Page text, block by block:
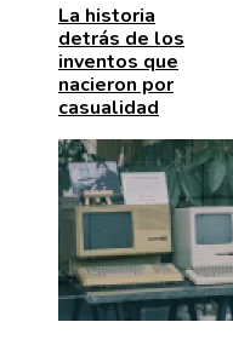
La historia
detrás de los
inventos que
nacieron por
casualidad